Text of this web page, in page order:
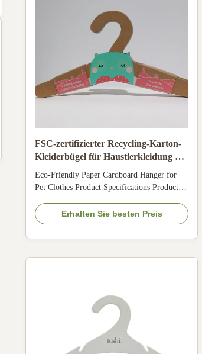
FSC-zertifizierter Recycling-Karton-
Kleiderbügel für Haustierkleidung mit
seidenbedrucktem Logo, Naturfarbe
Eco-Friendly Paper Cardboard Hanger for
Pet Clothes Product Specifications Product
Material Recycled nature paper, kraft,
cardboard paper, C2S Paper, Art Paper
Printing Offset, silk screen CMYK printing,
Erhalten Sie besten Preis